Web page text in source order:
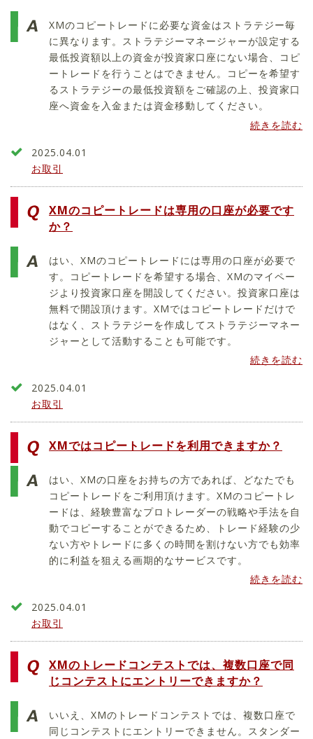
XMのコピートレードに必要な資金はストラテジー毎
に異なります。ストラテジーマネージャーが設定する
最低投資額以上の資金が投資家口座にない場合、コピ
ートレードを行うことはできません。コピーを希望す
るストラテジーの最低投資額をご確認の上、投資家口
座へ資金を入金または資金移動してください。
続きを読む
2025.04.01
お取引
XMのコピートレードは専用の口座が必要です
か？
はい、XMのコピートレードには専用の口座が必要で
す。コピートレードを希望する場合、XMのマイペー
ジより投資家口座を開設してください。投資家口座は
無料で開設頂けます。XMではコピートレードだけで
はなく、ストラテジーを作成してストラテジーマネー
ジャーとして活動することも可能です。
続きを読む
2025.04.01
お取引
XMではコピートレードを利用できますか？
はい、XMの口座をお持ちの方であれば、どなたでも
コピートレードをご利用頂けます。XMのコピートレ
ードは、経験豊富なプロトレーダーの戦略や手法を自
動でコピーすることができるため、トレード経験の少
ない方やトレードに多くの時間を割けない方でも効率
的に利益を狙える画期的なサービスです。
続きを読む
2025.04.01
お取引
XMのトレードコンテストでは、複数口座で同
じコンテストにエントリーできますか？
いいえ、XMのトレードコンテストでは、複数口座で
同じコンテストにエントリーできません。スタンダー